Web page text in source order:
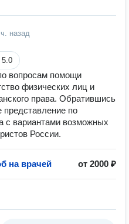
назад
5.0
вопросам помощи
физических лиц и
права. Обратившись
представление по
с вариантами возможных
России.
на врачей от 2000 ₽